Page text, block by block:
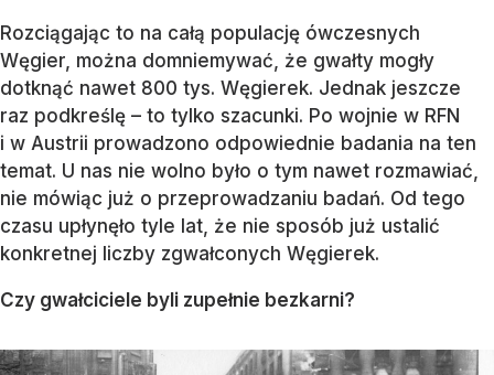
Rozciągając to na całą populację ówczesnych
Węgier, można domniemywać, że gwałty mogły
dotknąć nawet 800 tys. Węgierek. Jednak jeszcze
raz podkreślę – to tylko szacunki. Po wojnie w RFN
i w Austrii prowadzono odpowiednie badania na ten
temat. U nas nie wolno było o tym nawet rozmawiać,
nie mówiąc już o przeprowadzaniu badań. Od tego
czasu upłynęło tyle lat, że nie sposób już ustalić
konkretnej liczby zgwałconych Węgierek.
Czy gwałciciele byli zupełnie bezkarni?